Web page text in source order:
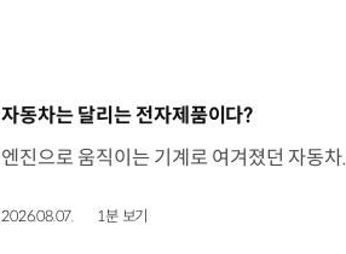
[동영상]
자동차는 달리는 전자제품이다?
2026.08.07. 1분 보기